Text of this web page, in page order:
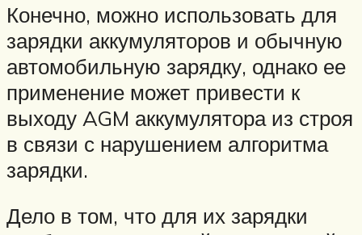
Конечно, можно использовать для
зарядки аккумуляторов и обычную
автомобильную зарядку, однако ее
применение может привести к
выходу AGM аккумулятора из строя
в связи с нарушением алгоритма
зарядки.
Дело в том, что для их зарядки